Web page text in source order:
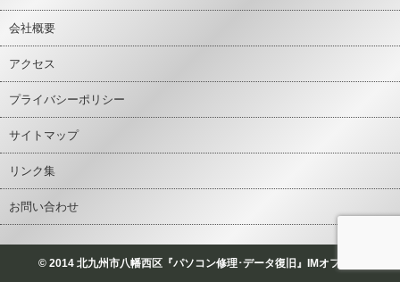
会社概要
アクセス
プライバシーポリシー
サイトマップ
リンク集
お問い合わせ
© 2014 北九州市八幡西区『パソコン修理･データ復旧』IMオフィス